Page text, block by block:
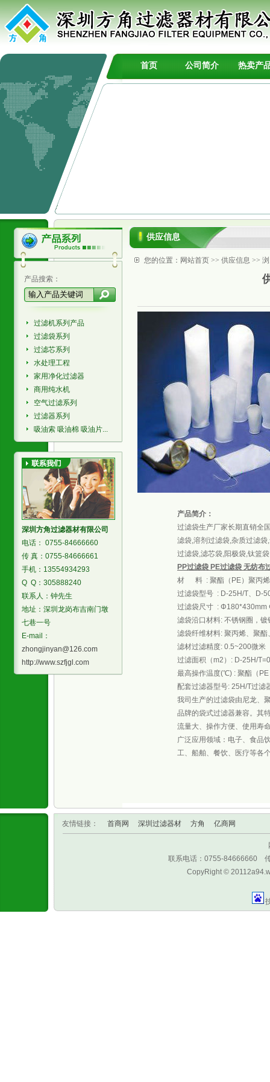
首页 公司简介 热卖产
产品搜索：
过滤机系列产品
过滤袋系列
过滤芯系列
水处理工程
家用净化过滤器
商用纯水机
空气过滤系列
过滤器系列
吸油索 吸油棉 吸油片...
深圳方角过滤器材有限公司
电话： 0755-84666660
传 真：0755-84666661
手机：13554934293
Q Q：305888240
联系人：钟先生
地址：深圳龙岗布吉南门墩
七巷一号
E-mail：
zhongjinyan@126.com
http://www.szfjgl.com
供应信息
您的位置： 网站首页 >> 供应信息 >>
产品简介：
过滤袋生产厂家长期直销全
滤袋,溶剂过滤袋,杂质过滤
过滤袋,滤芯袋,阳极袋,钛篮
PP过滤袋 PE过滤袋 无纺布
材 料 : 聚酯（PE）聚丙烯
过滤袋型号 : D-25H/T、D-
过滤袋尺寸 :
滤袋沿口材料: 不锈钢圈，
滤袋纤维材料: 聚丙烯、聚
滤材过滤精度: 0.5~200微米
过滤面积（m2）: D-25H/
最高操作温度(℃) : 聚酯（
配套过滤器型号: 25H/T过滤
我司生产的过滤袋由尼龙、
品牌的袋式过滤器兼容。其
流量大、操作方便、使用寿
广泛应用领域：电子、食品
工、船舶、餐饮、医疗等各
友情链接： 首商网 深圳过滤器材 方角 亿商网
联系电话：0755-84666660
CopyRight ©